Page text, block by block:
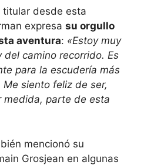
titular desde esta
expresa su orgullo
aventura: «Estoy muy
camino recorrido. Es
para la escudería más
Me siento feliz de ser,
medida, parte de esta
mencionó su
Grosjean en algunas